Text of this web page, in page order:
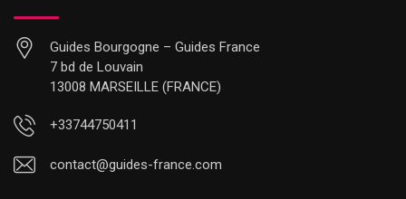
Guides Bourgogne – Guides France
7 bd de Louvain
13008 MARSEILLE (FRANCE)
+33744750411
contact@guides-france.com